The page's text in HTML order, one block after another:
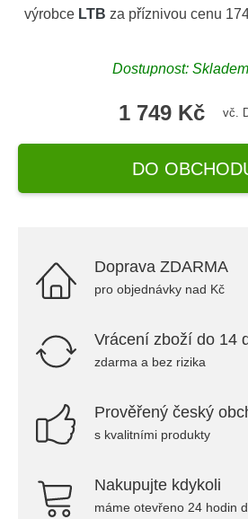
výrobce LTB za příznivou cenu
Dostupnost:
1 749 Kč vč.
DO
Doprava ZDARMA
pro objednávky nad Kč
Vrácení zboží do 14
zdarma a bez rizika
Prověřený český
s kvalitními produkty
Nakupujte kdykoli
máme otevřeno 24 hodin